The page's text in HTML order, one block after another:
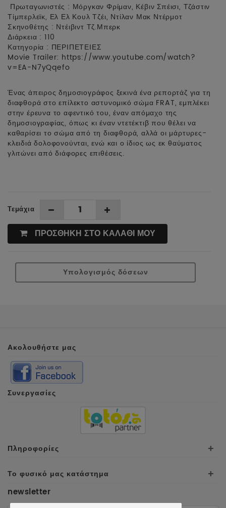
Πρωταγωνιστές : Μόργκαν Φρίμαν, Κέβιν Σπέισι, Τζάστιν
Τίμπερλεϊκ, Ελ Ελ Κουλ Τζέι, Ντίλαν Μακ Ντέρμοτ
Σκηνοθέτης : Ντέιβιντ Τζ.Μπερκ
Διάρκεια : 110
Κατηγορία : ΠΕΡΙΠΕΤΕΙΕΣ
Movie Trailer: https://www.youtube.com/watch?
v=EA-N7yQqefo
Ένας άπειρος δημοσιογράφος ξεκινά ένα ρεπορτάζ για τη
διαφθορά στο επίλεκτο αστυνομικό σώμα FRAT, εμπλέκει
στην έρευνα το αφεντικό του, έναν απόμαχο της
δημοσιογραφίας, όπως κι έναν ντετέκτιβ που θέλει να
καθαρίσει το σώμα από τη διαφθορά, αλλά οι μάρτυρες-
κλειδιά δολοφονούνται, ενώ και ο ίδιος ως εκ θαύματος
γλιτώνει από διάφορες επιθέσεις.
Τεμάχια
ΠΡΟΣΘΗΚΗ ΣΤΟ ΚΑΛΑΘΙ ΜΟΥ
Υπολογισμός δόσεων
Ακολουθήστε μας
Συνεργασίες
Πληροφορίες +
Το φυσικό μας κατάστημα +
newsletter